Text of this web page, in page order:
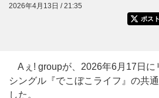
2026年4月13日 / 21:35
ポスト
Aぇ! groupが、2026年6月17日に
シングル『でこぼこライフ』の共
した。